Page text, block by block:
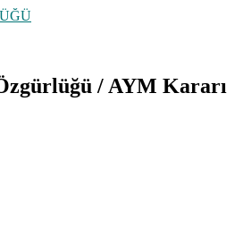
/ AYM Kararı